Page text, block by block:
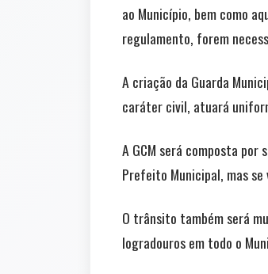
ao Município, bem como
regulamento, forem
A criação da Guarda
caráter civil, atuará
A GCM será composta
Prefeito Municipal, mas
O trânsito também será
logradouros em todo o